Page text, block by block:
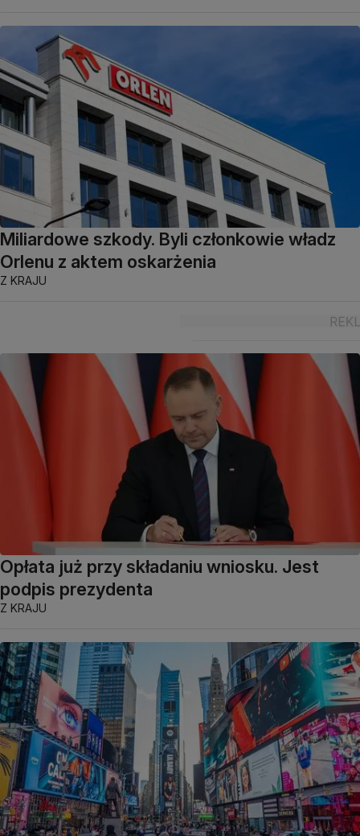
Miliardowe szkody. Byli członkowie władz
Orlenu z aktem oskarżenia
Z KRAJU
Opłata już przy składaniu wniosku. Jest
podpis prezydenta
Z KRAJU